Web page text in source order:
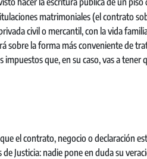
matrimoniales (el contrato
civil o mercantil, con la vida
sobre la forma más conveniente de
que, en su caso, vas a tener
el contrato, negocio o declaración
Justicia: nadie pone en duda su